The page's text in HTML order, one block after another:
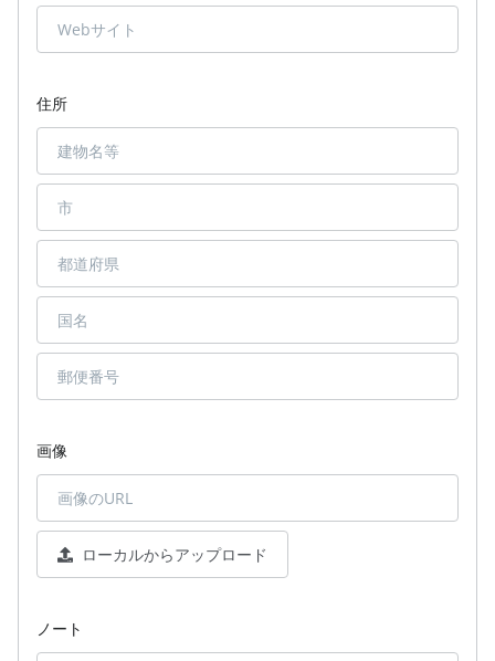
住所
画像
ローカルからアップロード
ノート